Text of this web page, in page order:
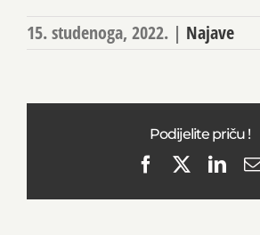
15. studenoga, 2022. | Najave
Podijelite priču !
Facebook